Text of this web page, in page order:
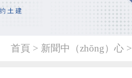
首頁 > 新聞中（zhōng）心 >